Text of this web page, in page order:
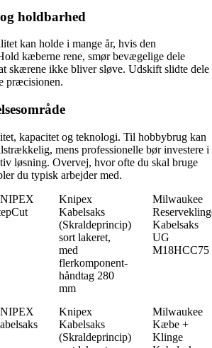
holdbarhed
kan holde i mange år, hvis den
kæberne rene, smør bevægelige dele
skærene ikke bliver sløve. Udskift slidte dele
præcisionen.
kapacitet og teknologi. Til hobbybrug kan
mens professionelle bør investere i
løsning. Overvej, hvor ofte du skal bruge
du typisk arbejder med.
Knipex
Kabelsaks
(Skraldeprincip)
sort lakeret,
med
flerkomponent-
håndtag 280
mm
Milwaukee
Kabelsaks
UG
M18HCC75
Knipex
Kabelsaks
(Skraldeprincip)
Milwaukee
Kæbe +
Klinge